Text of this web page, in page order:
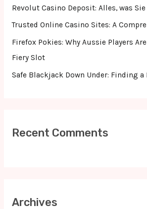
Revolut Casino Deposit: Alles, was
Trusted Online Casino Sites: A
Firefox Pokies: Why Aussie Players
Fiery Slot
Safe Blackjack Down Under: Finding a
Recent Comments
Archives